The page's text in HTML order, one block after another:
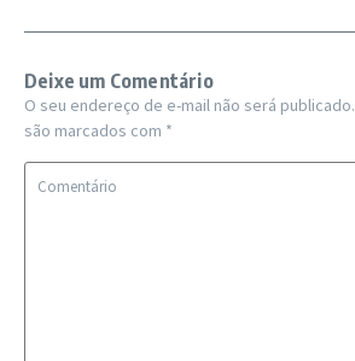
Deixe um Comentário
O seu endereço de e-mail não será publicado.
são marcados com *